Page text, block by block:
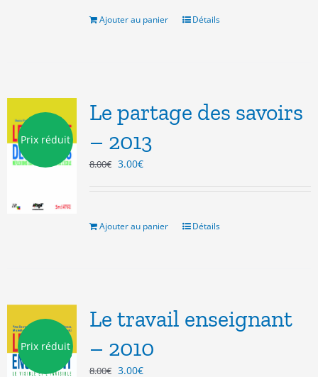
8.00€.3.00€.
Ajouter au panier Détails
Prix réduit
Le partage des savoirs
– 2013
8.00€ Le
8.00€.
3.00€Le
3.00€.
Ajouter au panier Détails
Prix réduit
Le travail enseignant
– 2010
8.00€ Le
3.00€Le